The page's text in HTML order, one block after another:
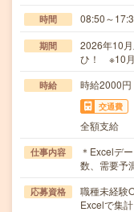
時間 08:50～
期間
2026年10
ひ！ ※10月
時給 時給2000
交通費
全額支給
仕事内容
＊Excelデ
数、需要予
応募資格
職種未経験
Excelで集